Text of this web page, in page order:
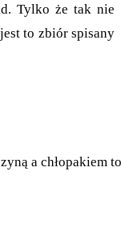
Tylko że tak nie
to zbiór spisany
a chłopakiem